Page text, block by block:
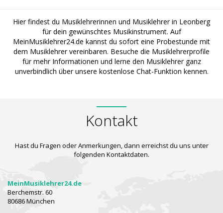
Hier findest du Musiklehrerinnen und Musiklehrer in Leonberg
für dein gewünschtes Musikinstrument. Auf
MeinMusiklehrer24.de kannst du sofort eine Probestunde mit
dem Musiklehrer vereinbaren. Besuche die Musiklehrerprofile
für mehr Informationen und lerne den Musiklehrer ganz
unverbindlich über unsere kostenlose Chat-Funktion kennen.
Kontakt
Hast du Fragen oder Anmerkungen, dann erreichst du uns unter
folgenden Kontaktdaten.
MeinMusiklehrer24.de
Berchemstr. 60
80686 München